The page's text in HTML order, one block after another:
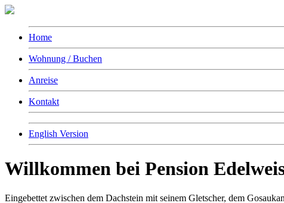
Home
Wohnung / Buchen
Anreise
Kontakt
English Version
Willkommen bei Pension
Eingebettet zwischen dem Dachstein mit seinem Gletscher, dem